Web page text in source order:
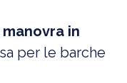
manovra in
per le barche